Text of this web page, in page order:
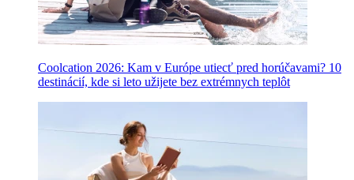
Coolcation 2026: Kam v Európe utiecť pred horúčavami? 10
destinácií, kde si leto užijete bez extrémnych teplôt